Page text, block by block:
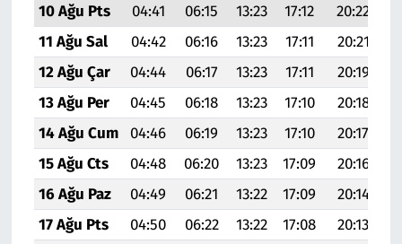
10 Ağu Pts
04:41 06:15 13:23 17:12 20:22
11 Ağu Sal
04:42 06:16 13:23 17:11 20:21
12 Ağu Çar
04:44 06:17 13:23 17:11 20:19
13 Ağu Per
04:45 06:18 13:23 17:10 20:18
14 Ağu Cum
04:46 06:19 13:23 17:10 20:17
15 Ağu Cts
04:48 06:20 13:23 17:09 20:16
16 Ağu Paz
04:49 06:21 13:22 17:09 20:14
17 Ağu Pts
04:50 06:22 13:22 17:08 20:13